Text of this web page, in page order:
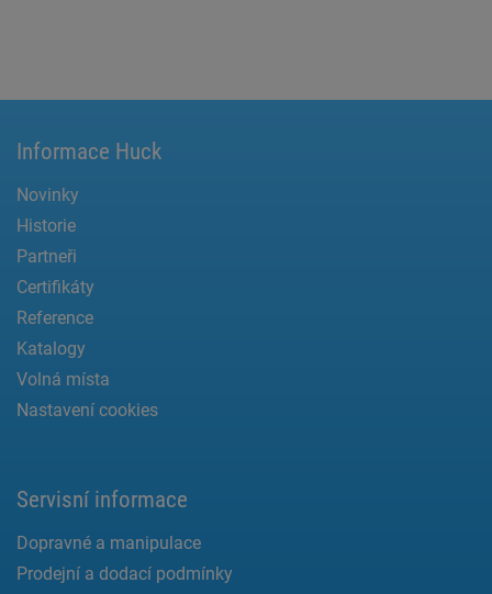
Informace Huck
Novinky
Historie
Partneři
Certifikáty
Reference
Katalogy
Volná místa
Nastavení cookies
Servisní informace
Dopravné a manipulace
Prodejní a dodací podmínky